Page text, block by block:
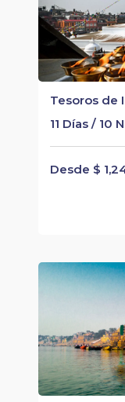
Tesoros de
11 Días / 10
Desde $